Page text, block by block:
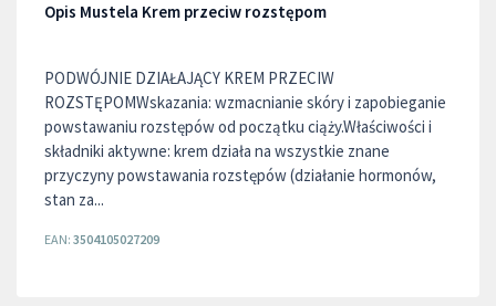
Opis Mustela Krem przeciw rozstępom
PODWÓJNIE DZIAŁAJĄCY KREM PRZECIW
ROZSTĘPOMWskazania: wzmacnianie skóry i zapobieganie
powstawaniu rozstępów od początku ciąży.Właściwości i
składniki aktywne: krem działa na wszystkie znane
przyczyny powstawania rozstępów (działanie hormonów,
stan za...
EAN: 3504105027209